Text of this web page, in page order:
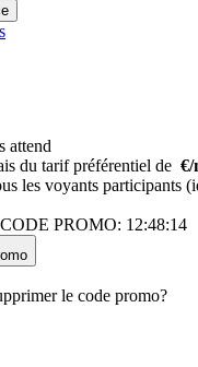
attend
du tarif préférentiel de €/
les voyants participants
PROMO: 12:48:14
le code promo?